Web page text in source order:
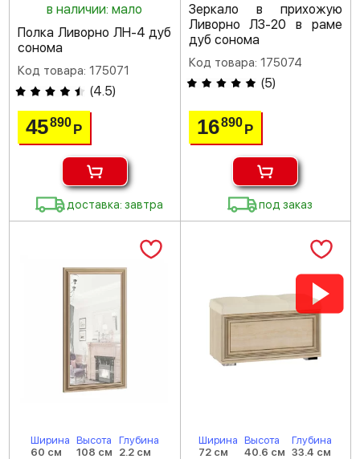
в наличии: мало
Полка Ливорно ЛН-4 дуб
сонома
Код товара: 175071
(4.5)
45890Р
доставка: завтра
Зеркало в прихожую
Ливорно ЛЗ-20 в раме
дуб сонома
Код товара: 175074
(5)
16890 Р
под заказ
Ширина
60 см
Высота
108 см
Глубина
2.2 см
Ширина
72 см
Высота
40.6 см
Глубина
33.4 см